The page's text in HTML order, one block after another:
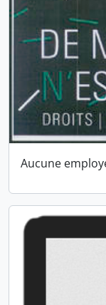
Aucune